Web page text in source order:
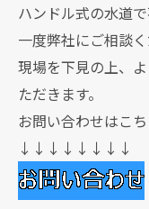
ハンドル式の水道
一度弊社にご相談く
現場を下見の上、
ただきます。
お問い合わせはこ
↓↓↓↓↓↓↓↓